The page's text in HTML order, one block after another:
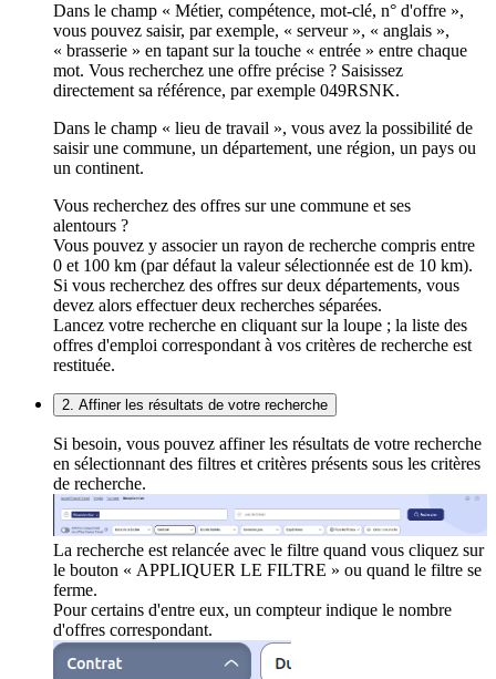
Dans le champ « Métier, compétence, mot-clé, n° d'offre »,
vous pouvez saisir, par exemple, « serveur », « anglais »,
« brasserie » en tapant sur la touche « entrée » entre chaque
mot. Vous recherchez une offre précise ? Saisissez
directement sa référence, par exemple 049RSNK.
Dans le champ « lieu de travail », vous avez la possibilité de
saisir une commune, un département, une région, un pays ou
un continent.
Vous recherchez des offres sur une commune et ses
alentours ?
Vous pouvez y associer un rayon de recherche compris entre
0 et 100 km (par défaut la valeur sélectionnée est de 10 km).
Si vous recherchez des offres sur deux départements, vous
devez alors effectuer deux recherches séparées.
Lancez votre recherche en cliquant sur la loupe ; la liste des
offres d'emploi correspondant à vos critères de recherche est
restituée.
2. Affiner les résultats de votre recherche
Si besoin, vous pouvez affiner les résultats de votre recherche
en sélectionnant des filtres et critères présents sous les critères
de recherche.
La recherche est relancée avec le filtre quand vous cliquez sur
le bouton « APPLIQUER LE FILTRE » ou quand le filtre se
ferme.
Pour certains d'entre eux, un compteur indique le nombre
d'offres correspondant.